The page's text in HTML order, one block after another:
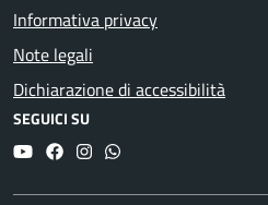
Informativa privacy
Note legali
Dichiarazione di accessibilità
SEGUICI SU
YouTubeFacebookInstagram
Whatsapp